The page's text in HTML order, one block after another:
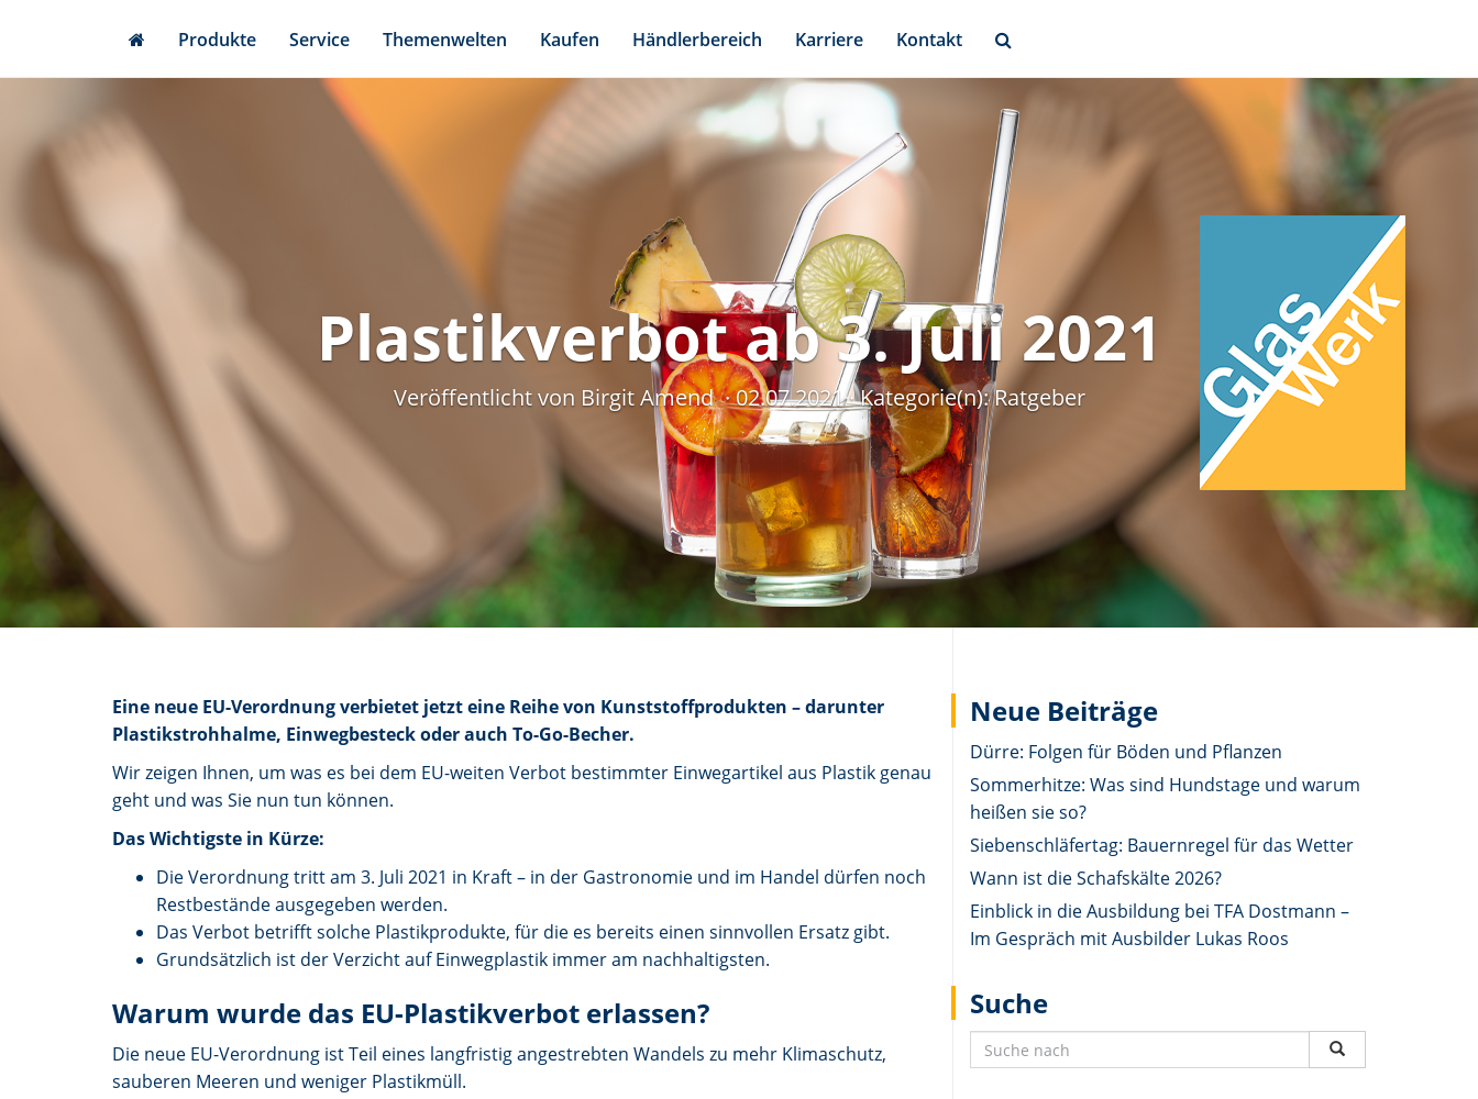
Produkte Service Themenwelten Kaufen Händlerbereich Karriere Kontakt
Plastikverbot ab 3. Juli 2021
Veröffentlicht von Birgit Amend 02.07.2021 Kategorie(n):Ratgeber
Eine neue EU-Verordnung verbietet jetzt eine Reihe von Kunststoffprodukten – darunter
Plastikstrohhalme, Einwegbesteck oder auch To-Go-Becher.
Wir zeigen Ihnen, um was es bei dem EU-weiten Verbot bestimmter Einwegartikel aus Plastik genau
geht und was Sie nun tun können.
Das Wichtigste in Kürze:
Die Verordnung tritt am 3. Juli 2021 in Kraft – in der Gastronomie und im Handel dürfen noch
Restbestände ausgegeben werden.
Das Verbot betrifft solche Plastikprodukte, für die es bereits einen sinnvollen Ersatz gibt.
Grundsätzlich ist der Verzicht auf Einwegplastik immer am nachhaltigsten.
Warum wurde das EU-Plastikverbot erlassen?
Die neue EU-Verordnung ist Teil eines langfristig angestrebten Wandels zu mehr Klimaschutz,
sauberen Meeren und weniger Plastikmüll.
Neue Beiträge
Dürre: Folgen für Böden und Pflanzen
Sommerhitze: Was sind Hundstage und warum
heißen sie so?
Siebenschläfertag: Bauernregel für das Wetter
Wann ist die Schafskälte 2026?
Einblick in die Ausbildung bei TFA Dostmann –
Im Gespräch mit Ausbilder Lukas Roos
Suche